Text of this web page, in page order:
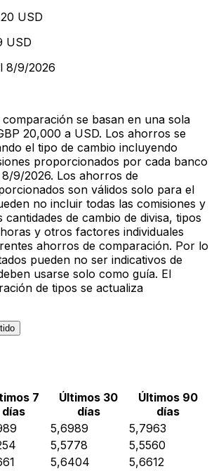
USD
USD
8/9/2026
se basan en una sola
20,000 a USD. Los ahorros se
el tipo de cambio incluyendo
proporcionados por cada banco
9/2026. Los ahorros de
son válidos solo para el
no incluir todas las comisiones y
de cambio de divisa, tipos
y otros factores individuales
ahorros de comparación. Por lo
pueden no ser indicativos de
usarse solo como guía. El
de tipos se actualiza
7
días
Últimos 30
días
Últimos 90
días
5,6989
5,7963
5,5778
5,5560
5,6404
5,6612